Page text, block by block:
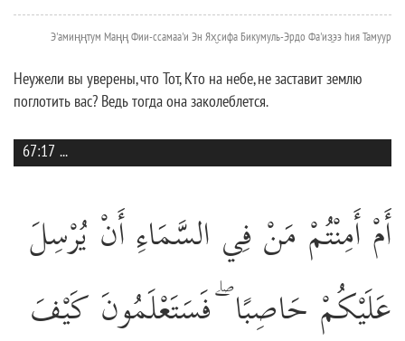
Э'амиңңтум Маңң Фии-ссамаа'и Эн Ях̮сифа Бикумуль-Эрдо Фа'из̱ээ hия Тамуур
Неужели вы уверены, что Тот, Кто на небе, не заставит землю
поглотить вас? Ведь тогда она заколеблется.
67:17 ...
أَمْ أَمِنْتُمْ مَنْ فِي السَّمَاءِ أَنْ يُرْسِلَ
عَلَيْكُمْ حَاصِبًا ۖ فَسَتَعْلَمُونَ كَيْفَ